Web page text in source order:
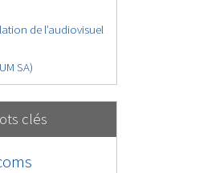
de l’audiovisuel
SA)
clés